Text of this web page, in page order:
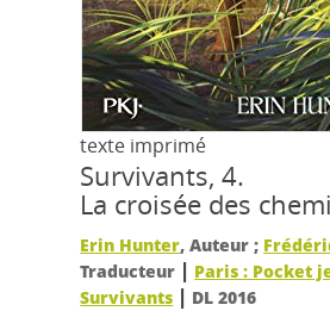
texte imprimé
Survivants, 4.
La croisée des
Erin Hunter, Auteur ;
Traducteur | Paris : Pocket
Survivants | DL 2016